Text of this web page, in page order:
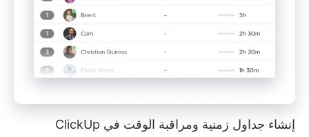
إنشاء جداول زمنية ومراقبة الوقت في ClickUp